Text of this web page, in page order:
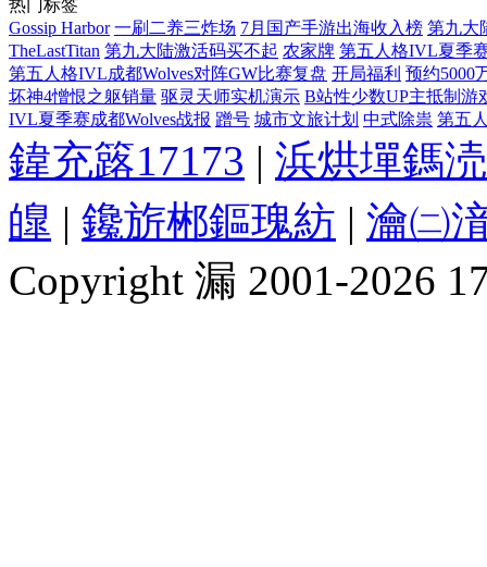
热门标签
Gossip Harbor 一刷二养三炸场 7月国产手游出海收入榜 第九大
TheLastTitan 第九大陆激活码买不起 农家牌 第五人格IVL夏季
第五人格IVL成都Wolves对阵GW比赛复盘 开局福利 预约5000
坏神4憎恨之躯销量 驱灵天师实机演示 B站性少数UP主抵制游
IVL夏季赛成都Wolves战报 蹭号 城市文旅计划 中式除祟 第五
鍏充簬17173 | 浜烘墠鎷
皥 | 鑱旂郴鏂瑰紡 | 瀹㈡
Copyright 漏 2001-2026